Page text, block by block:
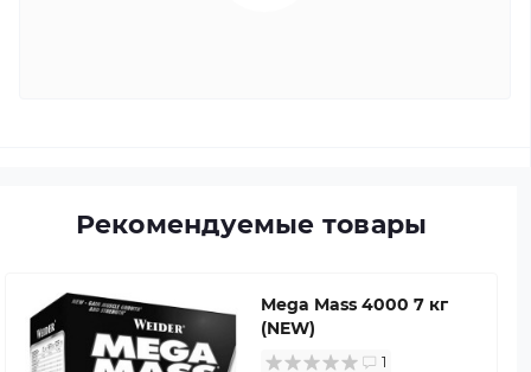
Рекомендуемые товары
Mega Mass 4000 7 кг
(NEW)
1